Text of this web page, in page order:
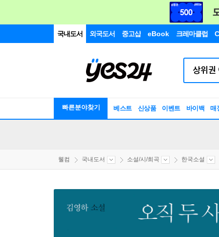
국내도서 외국도서 중고샵 eBook 크레마클럽
빠른분야찾기 베스트 신상품 이벤트 바이백 매
웰컴 국내도서 소설/시/희곡 한국소설